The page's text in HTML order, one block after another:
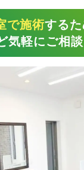
で施術する
気軽にご相